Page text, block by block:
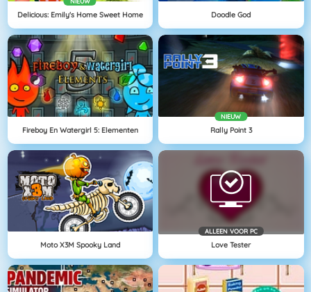
Delicious: Emily's Home Sweet Home Doodle God
Fireboy En Watergirl 5: Elementen
NIEUW
Rally Point 3
Moto X3M Spooky Land
ALLEEN VOOR PC
Love Tester